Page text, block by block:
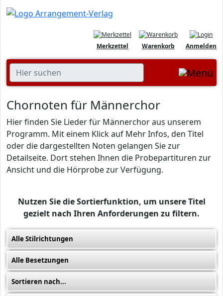
Anmelden
Warenkorb
Merkzettel
Chornoten für Männerchor
Hier finden Sie Lieder für Männerchor aus unserem
Programm. Mit einem Klick auf Mehr Infos, den Titel
oder die dargestellten Noten gelangen Sie zur
Detailseite. Dort stehen Ihnen die Probepartituren zur
Ansicht und die Hörprobe zur Verfügung.
Nutzen Sie die Sortierfunktion, um unsere Titel
gezielt nach Ihren Anforderungen zu filtern.